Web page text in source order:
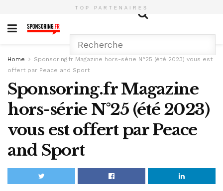
TOP PARTENAIRES
Home
Sponsoring.fr Magazine hors-série N°25 (été 2023) vous est
offert par Peace and Sport
Sponsoring.fr Magazine
hors-série N°25 (été 2023)
vous est offert par Peace
and Sport